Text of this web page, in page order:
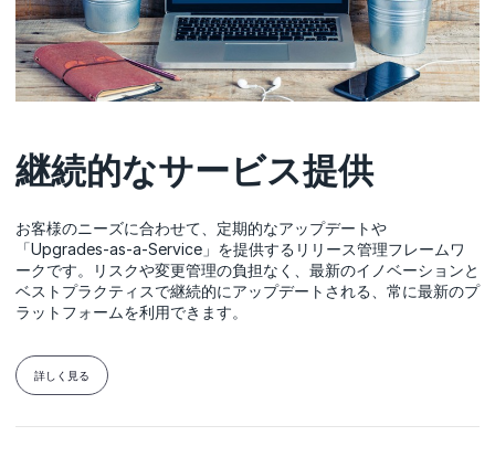
継続的なサービス提供
お客様のニーズに合わせて、定期的なアップデートや
「Upgrades-as-a-Service」を提供するリリース管理フレームワ
ークです。リスクや変更管理の負担なく、最新のイノベーションと
ベストプラクティスで継続的にアップデートされる、常に最新のプ
ラットフォームを利用できます。
詳しく見る